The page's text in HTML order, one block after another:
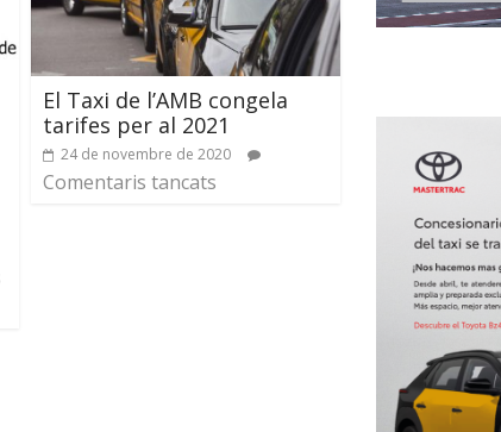
El Taxi de l’AMB congela
tarifes per al 2021
24 de novembre de 2020
Comentaris tancats